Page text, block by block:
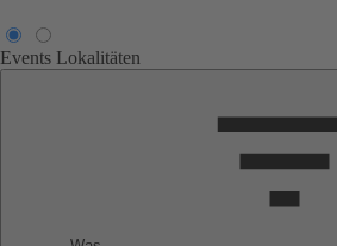
Events Lokalitäten